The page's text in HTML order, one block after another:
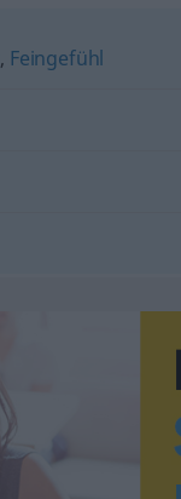
, Feingefühl